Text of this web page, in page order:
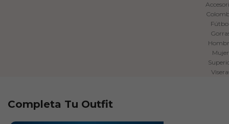
Mujer
Completa Tu Outfit